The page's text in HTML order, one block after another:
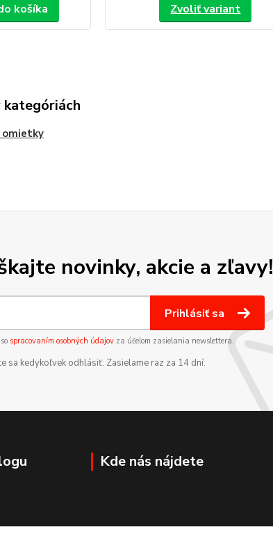
košíka Zvoliť variant
kategóriách
omietky
novinky, akcie a zľavy!
Prihlásiť sa
spracovaním osobných údajovza účelom zasielania newslettera.
sa kedykoľvek odhlásiť. Zasielame raz za 14 dní.
Kde nás nájdete